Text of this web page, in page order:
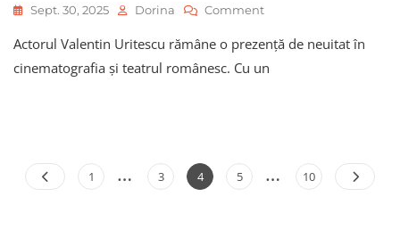
Sept. 30, 2025 Dorina CommentOn
Uritescu,
Viața
Actorul Valentin Uritescu rămâne o prezență de neuitat în
cinematografia și teatrul românesc. Cu un
Paginație
Page
1 … Page
3 Page
4 Page
5 … Page
10